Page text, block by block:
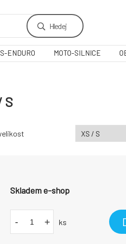
Hledej
ENDURO MOTO-SILNICE
S
Skladem e-shop
- + ks